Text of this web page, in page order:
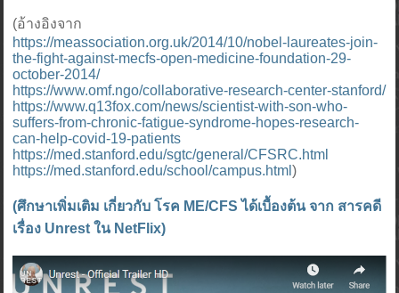
(อ้างอิงจาก
https://meassociation.org.uk/2014/10/nobel-laureates-join-
the-fight-against-mecfs-open-medicine-foundation-29-
october-2014/
https://www.omf.ngo/collaborative-research-center-stanford/
https://www.q13fox.com/news/scientist-with-son-who-
suffers-from-chronic-fatigue-syndrome-hopes-research-
can-help-covid-19-patients
https://med.stanford.edu/sgtc/general/CFSRC.html
https://med.stanford.edu/school/campus.html)
(ศึกษาเพิ่มเติม เกี่ยวกับ โรค ME/CFS ได้เบื้องต้น จาก สารคดี
เรื่อง Unrest ใน NetFlix)